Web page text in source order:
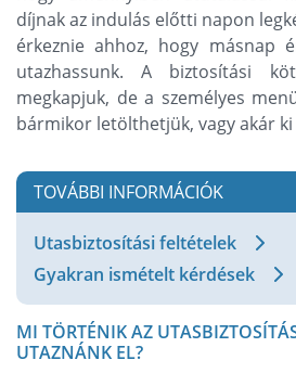
díjnak az indulás előtti napon
érkeznie ahhoz, hogy másnap
utazhassunk. A biztosítási
megkapjuk, de a személyes
bármikor letölthetjük, vagy akár
TOVÁBBI INFORMÁCIÓK
Utasbiztosítási feltételek
Gyakran ismételt kérdések
MI TÖRTÉNIK AZ
UTAZNÁNK EL?